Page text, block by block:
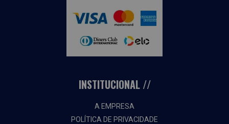
INSTITUCIONAL
A EMPRESA
POLÍTICA DE PRIVACIDADE